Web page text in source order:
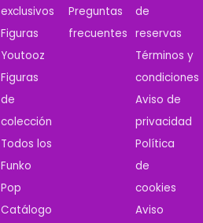
exclusivos
Figuras
Youtooz
Figuras
de
colección
Todos los
Funko
Pop
Catálogo
Preguntas
frecuentes
de
reservas
Términos y
condiciones
Aviso de
privacidad
Política
de
cookies
Aviso